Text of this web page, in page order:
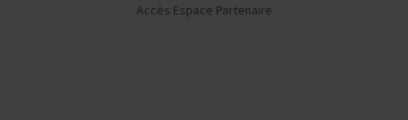
Accès Espace Partenaire